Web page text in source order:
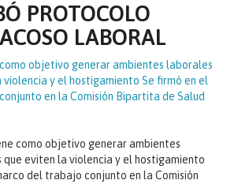
PROTOCOLO
LABORAL
objetivo generar ambientes laborales
violencia y el hostigamiento Se firmó en el
en la Comisión Bipartita de Salud
como objetivo generar ambientes
que eviten la violencia y el hostigamiento
del trabajo conjunto en la Comisión